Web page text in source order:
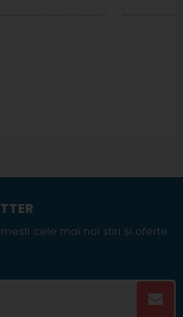
11 MM, TRIUNGHIULAR
cele mai noi stiri si oferte